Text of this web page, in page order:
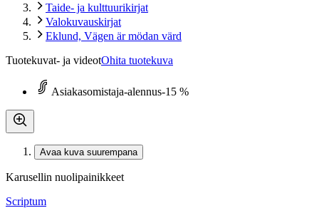
Taide- ja kulttuurikirjat
Valokuvauskirjat
Eklund, Vägen är mödan värd
Tuotekuvat- ja videotOhita tuotekuva
Asiakasomistaja-alennus-15 %
Avaa kuva suurempana
Karusellin nuolipainikkeet
Scriptum